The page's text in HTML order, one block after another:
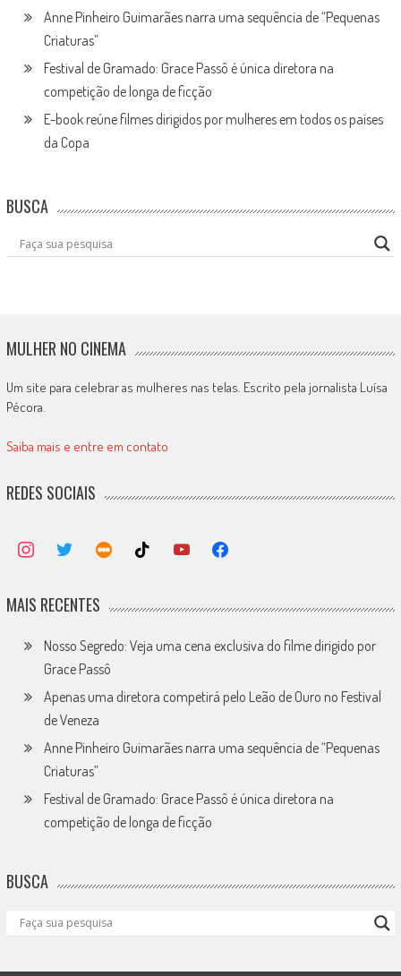
Anne Pinheiro Guimarães narra uma sequência de “Pequenas
Criaturas”
Festival de Gramado: Grace Passô é única diretora na
competição de longa de ficção
E-book reúne filmes dirigidos por mulheres em todos os países
da Copa
BUSCA
MULHER NO CINEMA
Um site para celebrar as mulheres nas telas. Escrito pela jornalista Luísa
Pécora.
Saiba mais e entre em contato
REDES SOCIAIS
MAIS RECENTES
Nosso Segredo: Veja uma cena exclusiva do filme dirigido por
Grace Passô
Apenas uma diretora competirá pelo Leão de Ouro no Festival
de Veneza
Anne Pinheiro Guimarães narra uma sequência de “Pequenas
Criaturas”
Festival de Gramado: Grace Passô é única diretora na
competição de longa de ficção
BUSCA